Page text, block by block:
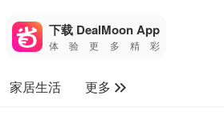
🇺🇸
🇨🇳 中国
🇨🇦加拿大
下载 DealMoon App
体验更多精彩
家居生活
更多